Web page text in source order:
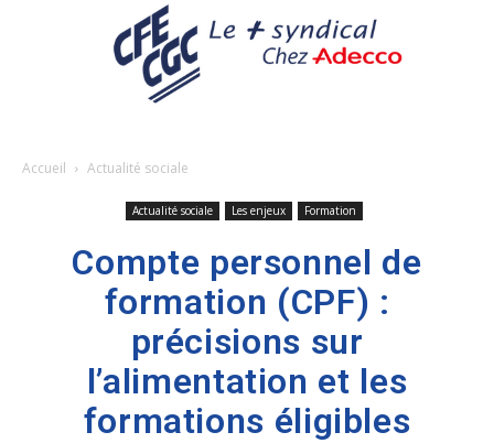
Accueil Actualité sociale
Actualité sociale Les enjeux Formation
Compte personnel de
formation (CPF) :
précisions sur
l’alimentation et les
formations éligibles